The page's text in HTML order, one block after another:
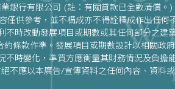
銀行有限公司 (註：有關貸款已全數清償。
僅供參考，並不構成亦不得詮釋成作出任何
時改動發展項目或期數或其任何部分之建
條款作準。發展項目或期數設計以相關政
時變化，準買方應衡量其財務情況及負擔
不應以本廣告/宣傳資料之任何內容、資料
明書，以了解發展項目或期數的資料。| 詳